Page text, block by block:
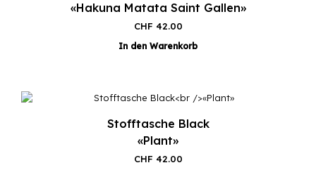
«Hakuna Matata Saint Gallen»
CHF 42.00
In den Warenkorb
Stofftasche Black
«Plant»
CHF 42.00